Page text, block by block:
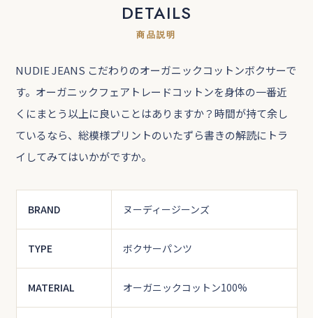
DETAILS
商品説明
NUDIE JEANS こだわりのオーガニックコットンボクサーで
す。オーガニックフェアトレードコットンを身体の一番近
くにまとう以上に良いことはありますか？時間が持て余し
ているなら、総模様プリントのいたずら書きの解読にトラ
イしてみてはいかがですか。
BRAND ヌーディージーンズ
TYPE ボクサーパンツ
MATERIAL オーガニックコットン100%